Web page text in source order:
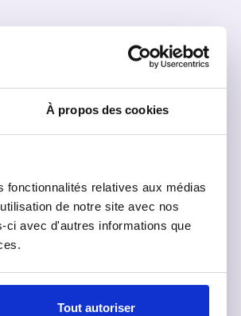
À propos des cookies
fonctionnalités relatives aux médias
de notre site avec nos
ci avec d'autres informations que
Tout autoriser